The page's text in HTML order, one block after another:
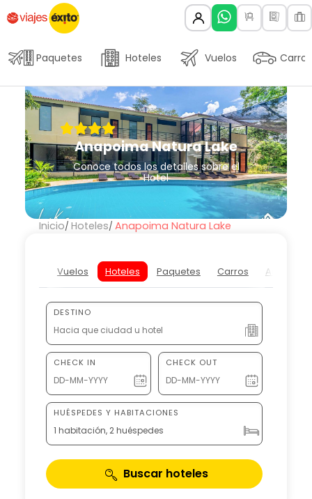
Paquetes Hoteles Vuelos Carros
Anapoima Natura Lake
Conoce todos los detalles sobre el
Hotel
Inicio Hoteles Anapoima Natura Lake
Vuelos Hoteles Paquetes Carros
DESTINO
CHECK IN CHECK OUT
HUÉSPEDES Y HABITACIONES
1 habitación, 2 huéspedes
Buscar hoteles